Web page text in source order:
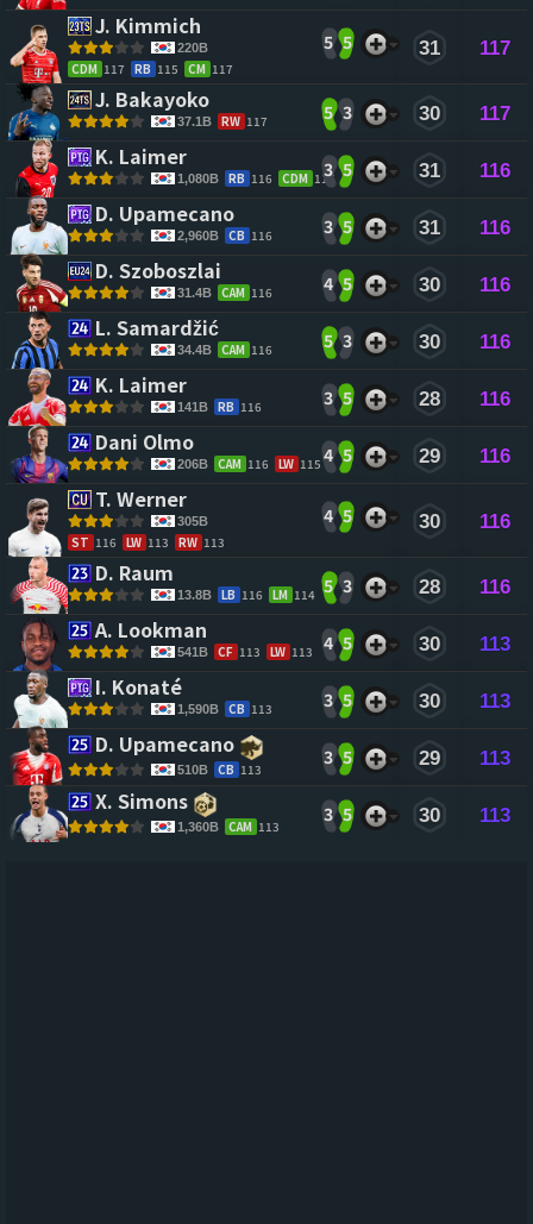
J. Kimmich
220B
CDM 117 RB 115 CM 117
5 5 31 117
J. Bakayoko
37.1B RW 117 5 3 30 117
K. Laimer
1,080B RB 116 CDM 116
3 5 31 116
D. Upamecano
2,960B CB 116 3 5 31 116
D. Szoboszlai
31.4B CAM 116 4 5 30 116
L. Samardžić
34.4B CAM 116 5 3 30 116
K. Laimer
141B RB 116 3 5 28 116
Dani Olmo
206B CAM 116 LW 115 4 5 29 116
T. Werner
305B
ST 116 LW 113 RW 113
4 5 30 116
D. Raum
13.8B LB 116 LM 114 5 3 28 116
A. Lookman
541B CF 113 LW 113 4 5 30 113
I. Konaté
1,590B CB 113 3 5 30 113
D. Upamecano
510B CB 113
3 5 29 113
X. Simons
1,360B CAM 113
3 5 30 113